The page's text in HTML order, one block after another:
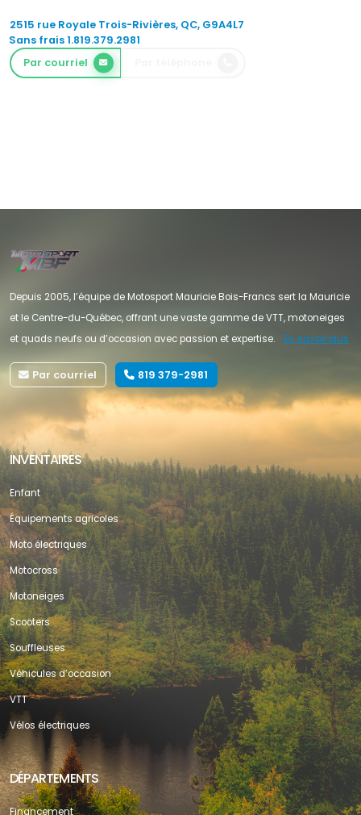
2515 rue Royale Trois-Rivières, QC, G9A4L7
Sans frais 1.819.379.2981
Par courriel
Depuis 2005, l’équipe de Motosport Mauricie Bois-Francs sert la Mauricie
et le Centre-du-Québec, offrant une vaste gamme de VTT, motoneiges
et quads neufs ou d’occasion avec passion et expertise.
En savoir plus
Par courriel 819 379-2981
INVENTAIRES
Enfant
Équipements agricoles
Moto électriques
Motocross
Motoneiges
Scooters
Souffleuses
Véhicules d’occasion
VTT
Vélos électriques
DÉPARTEMENTS
Financement